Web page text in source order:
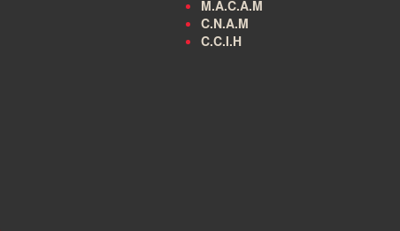
M.A.C.A.M
C.N.A.M
C.C.I.H